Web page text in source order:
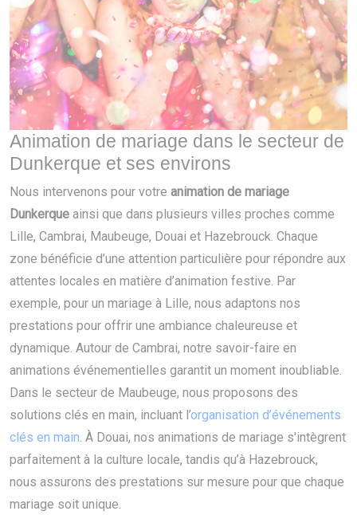
Animation de mariage dans le secteur de
Dunkerque et ses environs
Nous intervenons pour votre animation de mariage
Dunkerque ainsi que dans plusieurs villes proches comme
Lille, Cambrai, Maubeuge, Douai et Hazebrouck. Chaque
zone bénéficie d’une attention particulière pour répondre aux
attentes locales en matière d’animation festive. Par
exemple, pour un mariage à Lille, nous adaptons nos
prestations pour offrir une ambiance chaleureuse et
dynamique. Autour de Cambrai, notre savoir-faire en
animations événementielles garantit un moment inoubliable.
Dans le secteur de Maubeuge, nous proposons des
solutions clés en main, incluant l’organisation d’événements
clés en main. À Douai, nos animations de mariage s'intègrent
parfaitement à la culture locale, tandis qu’à Hazebrouck,
nous assurons des prestations sur mesure pour que chaque
mariage soit unique.